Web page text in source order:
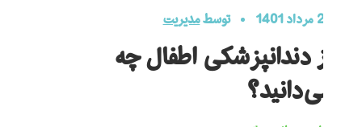
20 مرداد 1401 توسطمدیریت
از دندانپزشکی اطفال چه
می‌دانید؟